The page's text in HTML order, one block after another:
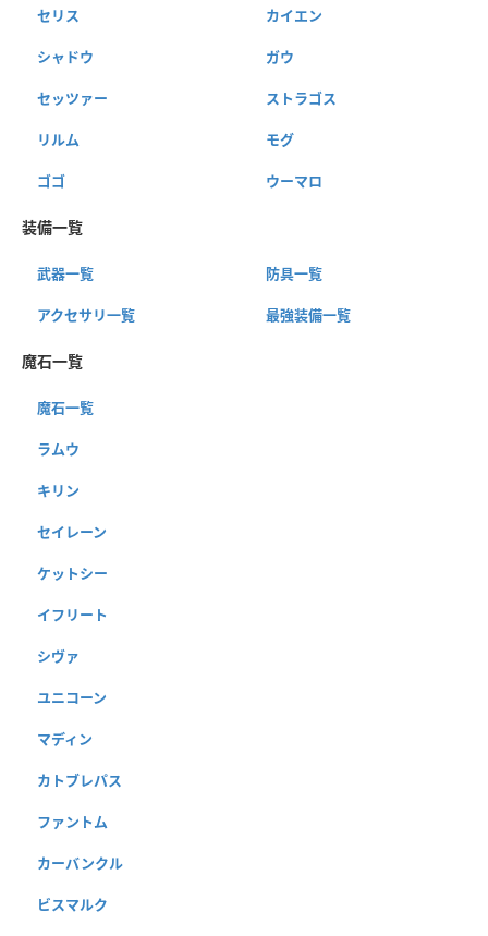
セリス カイエン
シャドウ ガウ
セッツァー ストラゴス
リルム モグ
ゴゴ ウーマロ
装備一覧
武器一覧 防具一覧
アクセサリ一覧 最強装備一覧
魔石一覧
魔石一覧
ラムウ
キリン
セイレーン
ケットシー
イフリート
シヴァ
ユニコーン
マディン
カトブレパス
ファントム
カーバンクル
ビスマルク